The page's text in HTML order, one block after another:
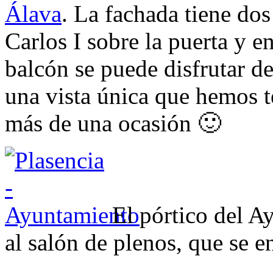
Álava. La fachada tiene
Carlos I sobre la puerta y
balcón se puede disfrutar
una vista única que hemos
más de una ocasión 🙂
El pórtico del
al salón de plenos, que se